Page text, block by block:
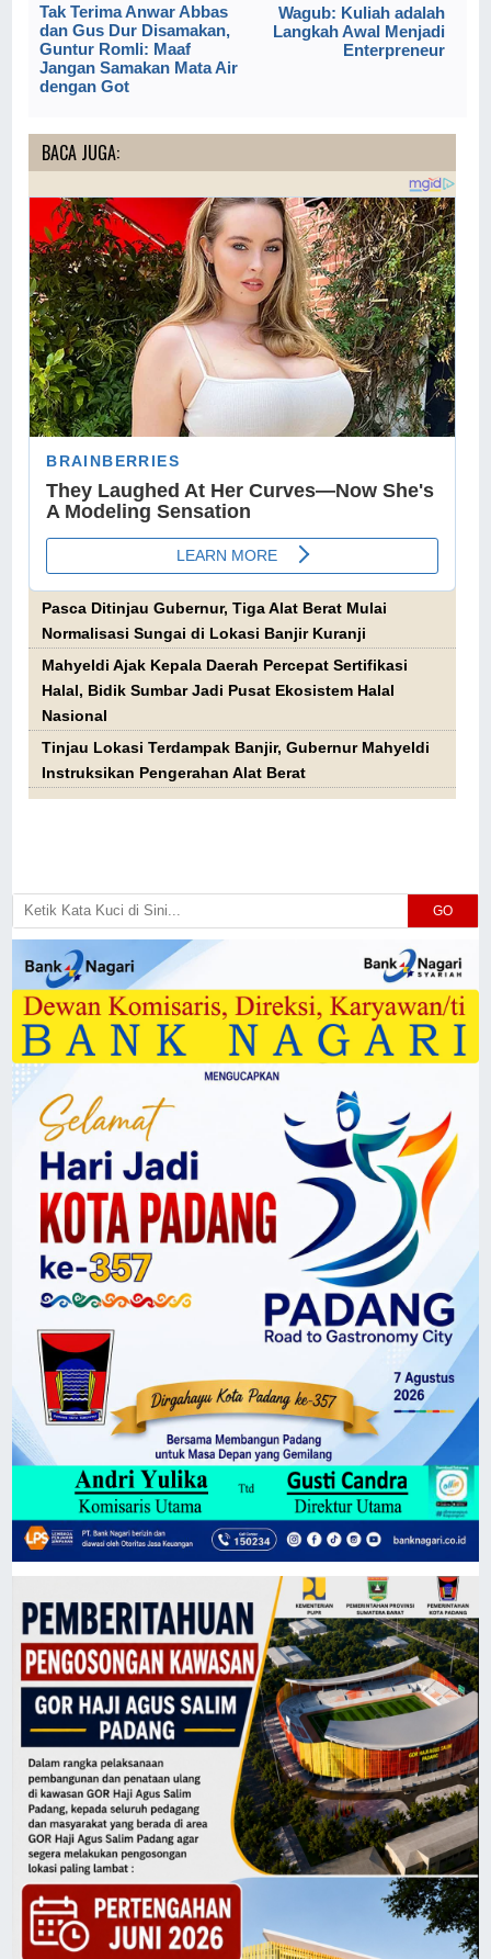
Tak Terima Anwar Abbas
dan Gus Dur Disamakan,
Guntur Romli: Maaf
Jangan Samakan Mata Air
dengan Got
Wagub: Kuliah adalah
Langkah Awal Menjadi
Enterpreneur
BACA JUGA:
Pasca Ditinjau Gubernur, Tiga Alat Berat Mulai
Normalisasi Sungai di Lokasi Banjir Kuranji
Mahyeldi Ajak Kepala Daerah Percepat Sertifikasi
Halal, Bidik Sumbar Jadi Pusat Ekosistem Halal
Nasional
Tinjau Lokasi Terdampak Banjir, Gubernur Mahyeldi
Instruksikan Pengerahan Alat Berat
GO